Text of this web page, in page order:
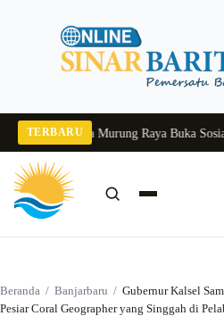
TERBARU
Pj Sekda Murung Raya Buka
Beranda / Banjarbaru / Gubernur Kalsel
Pesiar Coral Geographer yang Singgah di